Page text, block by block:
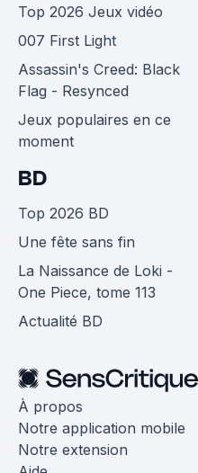
Top 2026 Jeux vidéo
007 First Light
Assassin's Creed: Black
Flag - Resynced
Jeux populaires en ce
moment
BD
Top 2026 BD
Une fête sans fin
La Naissance de Loki -
One Piece, tome 113
Actualité BD
À propos
Notre application mobile
Notre extension